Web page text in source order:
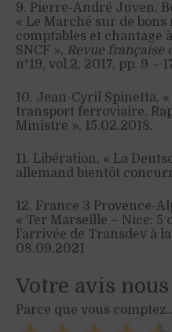
9. Pierre-André Juven,
« Le Marché sur de bons
comptables et chantage
SNCF », Revue française
n°19, vol.2, 2017, pp. 9 –
10. Jean-Cyril Spinetta, «
transport ferroviaire.
Ministre », 15.02.2018.
11. Libération, « La
allemand bientôt
12. France 3 Provence-
« Ter Marseille – Nice: 5
l’arrivée de Transdev à
08.09.2021
Votre avis
Parce que vous